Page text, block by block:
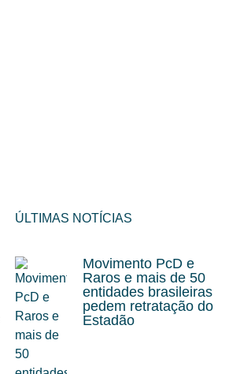
ÚLTIMAS NOTÍCIAS
Movimento PcD e
Raros e mais de 50
entidades brasileiras
pedem retratação do
Estadão